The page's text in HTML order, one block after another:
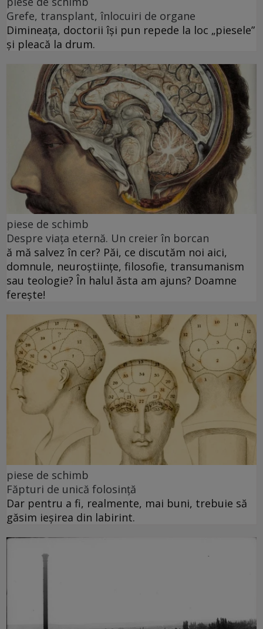
Grefe, transplant, înlocuiri de organe
Dimineața, doctorii își pun repede la loc „piesele”
și pleacă la drum.
piese de schimb
Despre viața eternă. Un creier în borcan
ă mă salvez în cer? Păi, ce discutăm noi aici,
domnule, neuroștiințe, filosofie, transumanism
sau teologie? În halul ăsta am ajuns? Doamne
ferește!
piese de schimb
Făpturi de unică folosință
Dar pentru a fi, realmente, mai buni, trebuie să
găsim ieșirea din labirint.